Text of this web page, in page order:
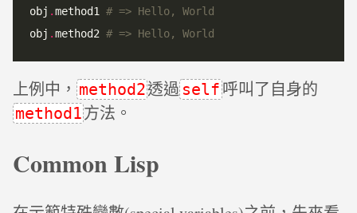
obj .method1 # => Hello, World
obj .method2 # => Hello, World
上例中， method2透過self呼叫了自身的
method1方法。
Common Lisp